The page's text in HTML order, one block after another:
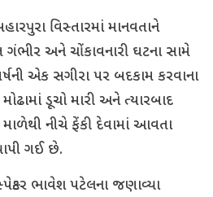
વિસ્તારમાં માનવતાને
અને ચોંકાવનારી ઘટના સામે
એક સગીરા પર બદકામ કરવાના
ડૂચો મારી અને ત્યારબાદ
નીચે ફેંકી દેવામાં આવતા
ગઈ છે.
ભાવેશ પટેલના જણાવ્યા